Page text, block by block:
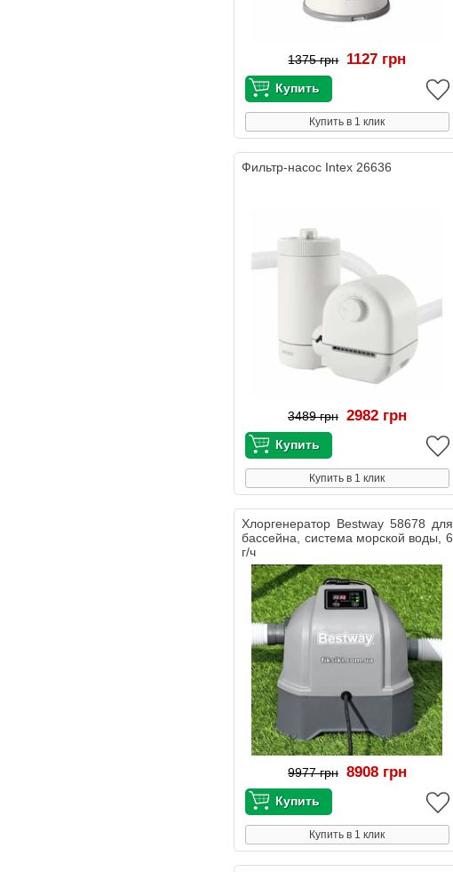
1375 грн 1127 грн
Купить в 1 клик
Фильтр-насос Intex 26636
3489 грн 2982 грн
Купить в 1 клик
Хлоргенератор Bestway 58678 для
бассейна, система морской воды, 6
г/ч
9977 грн 8908 грн
Купить в 1 клик